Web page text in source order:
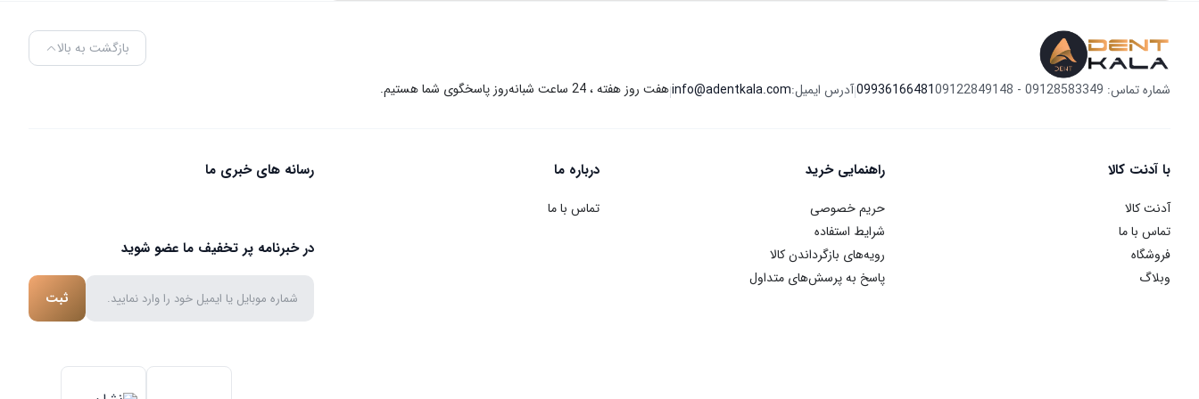
شماره تماس: 09128583349 - 09122849148 09936166481
|آدرس ایمیل:info@adentkala.com
|هفت روز هفته ، 24 ساعت شبانه‌روز پاسخگوی شما هستیم.
بازگشت به بالا
با آدنت کالا
آدنت کالا
تماس با ما
فروشگاه
وبلاگ
راهنمایی خرید
حریم خصوصی
شرایط استفاده
رویه‌های بازگرداندن کالا
پاسخ به پرسش‌های متداول
درباره ما
تماس با ما
رسانه های خبری ما
در خبرنامه پر تخفیف ما عضو شوید
ثبت